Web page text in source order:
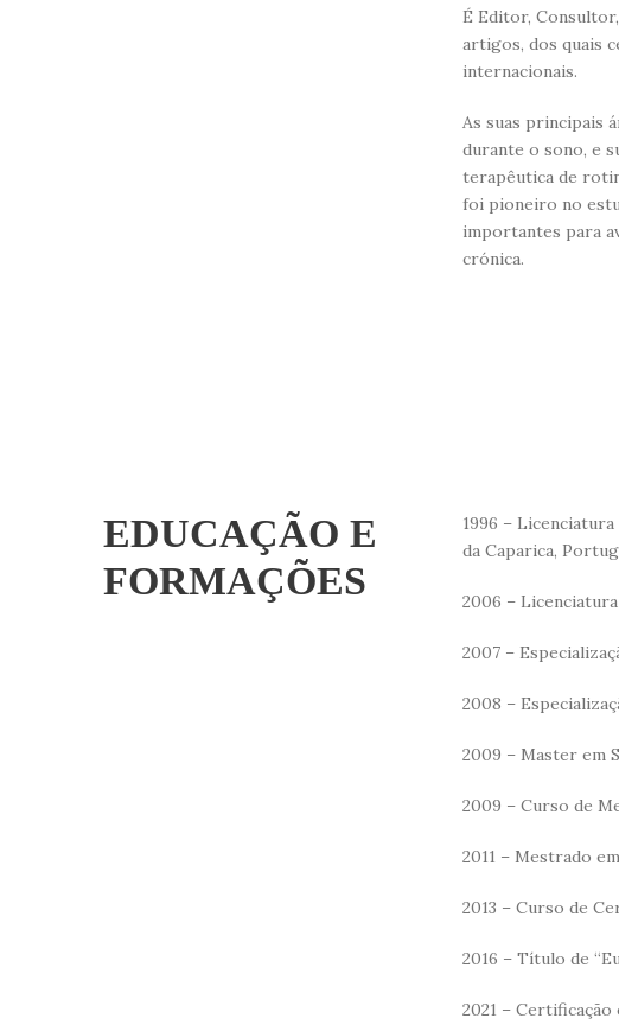
É Editor,
artigos, dos quais
internacionais.
As suas principais
durante o sono, e
terapêutica de
foi pioneiro no
importantes para
crónica.
EDUCAÇÃO E
FORMAÇÕES
1996 –
da Caparica,
2006 –
2007 –
2008 –
2009 – Master em
2009 – Curso de
2011 – Mestrado
2013 – Curso de
2016 – Título de
2021 –